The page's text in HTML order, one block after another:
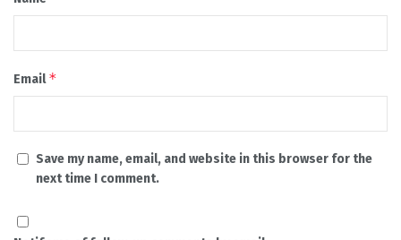
Email*
Save my name, email, and website in this browser for the
next time I comment.